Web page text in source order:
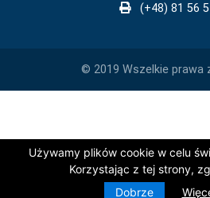
Używamy plików cookie w celu
Korzystając z tej strony,
Dobrze
(+48) 81 56
© 2019 Wszelkie prawa